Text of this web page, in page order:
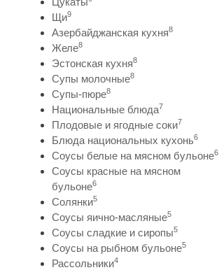
Щи9
Азербайджанская кухня8
Желе8
Эстонская кухня8
Супы молочные8
Супы-пюре8
Национальные блюда7
Плодовые и ягодные соки7
Блюда национальных кухонь6
Соусы белые на мясном бульоне6
Соусы красные на мясном
бульоне6
Солянки5
Соусы яично-масляные5
Соусы сладкие и сиропы5
Соусы на рыбном бульоне5
Рассольники4